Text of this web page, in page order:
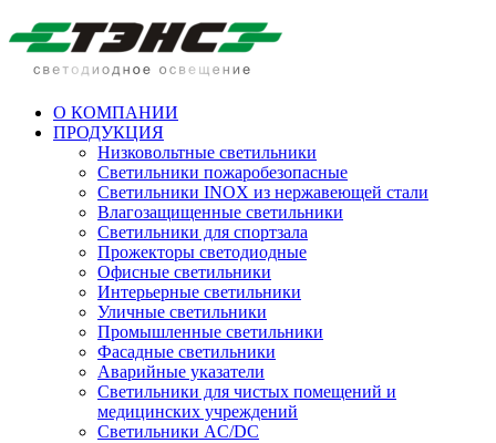
О КОМПАНИИ
ПРОДУКЦИЯ
Низковольтные светильники
Cветильники пожаробезопасные
Светильники INOX из нержавеющей стали
Влагозащищенные светильники
Светильники для спортзала
Прожекторы светодиодные
Офисные светильники
Интерьерные светильники
Уличные светильники
Промышленные светильники
Фасадные светильники
Аварийные указатели
Светильники для чистых помещений и
медицинских учреждений
Светильники AC/DC